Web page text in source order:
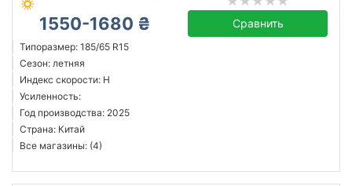
1550-1680 ₴ Сравнить
Типоразмер: 185/65 R15
Сезон: летняя
Индекс скорости: H
Усиленность:
Год производства: 2025
Страна: Китай
Все магазины: (4)